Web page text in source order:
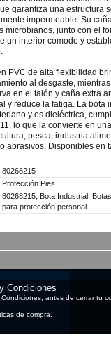
garantiza una estructura
impermeable. Su
microbianos, junto con el
un interior cómodo y
PVC de alta flexibilidad
al desgaste,
en el talón y caña extra
y reduce la fatiga. La bota
y es dieléctrica,
lo que la convierte en
pesca, industria
abrasivos. Disponibles en
80268215
Protección Pies
80268215 Bota Industrial
para protección personal
Condiciones
Condiciones, antes de cerrar tu
de compra.